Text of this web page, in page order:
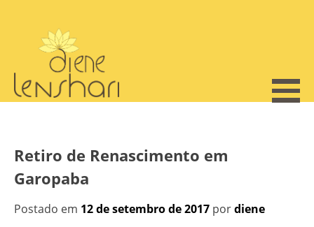
content
Retiro de Renascimento em
Garopaba
Postado em 12 de setembro de 2017 pordiene